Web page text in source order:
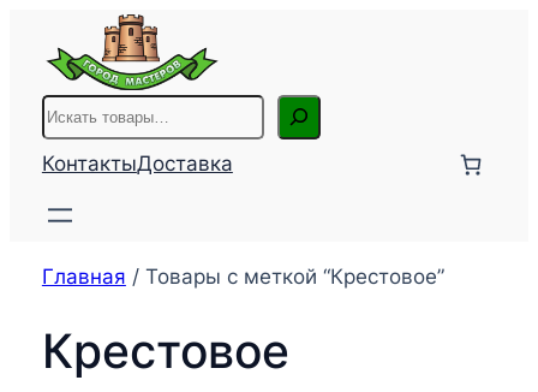
содержимому
Поиск
КонтактыДоставка
Главная / Товары с меткой “Крестовое”
Крестовое